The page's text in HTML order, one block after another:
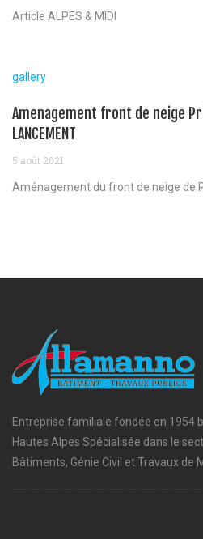
Article ALPES & MIDI
gallery
Amenagement front de neige
LANCEMENT
5 août 2021
Aménagement du front de neige de
Entreprise familiale fondée en 1954
Hautes Alpes Spécialisée dans le
Bâtiments, Génie Civil et Travaux de